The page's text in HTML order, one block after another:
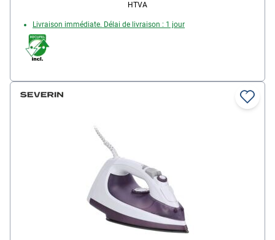
HTVA
Livraison immédiate. Délai de livraison : 1 jour